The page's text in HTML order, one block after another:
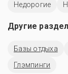
Недорогие
Другие
Базы отдыха
Глэмпинги